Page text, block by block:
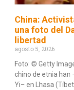
China:
una foto del
libertad
agosto 5, 2026
Foto: © Getty
chino de etnia han
Yi– en Lhasa